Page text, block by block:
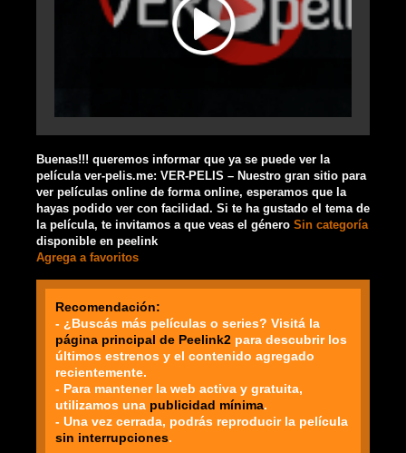
Buenas!!! queremos informar que ya se puede ver la
película ver-pelis.me: VER-PELIS – Nuestro gran sitio para
ver películas online de forma online, esperamos que la
hayas podido ver con facilidad. Si te ha gustado el tema de
la película, te invitamos a que veas el género Sin categoría
disponible en peelink
Agrega a favoritos
Recomendación:
- ¿Buscás más películas o series? Visitá la
página principal de Peelink2 para descubrir los
últimos estrenos y el contenido agregado
recientemente.
- Para mantener la web activa y gratuita,
utilizamos una publicidad mínima.
- Una vez cerrada, podrás reproducir la película
sin interrupciones.